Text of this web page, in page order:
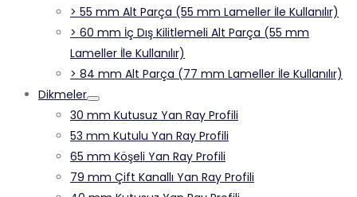
> 55 mm Alt Parça (55 mm Lameller İle Kullanılır)
> 60 mm İç Dış Kilitlemeli Alt Parça (55 mm
Lameller İle Kullanılır)
> 84 mm Alt Parça (77 mm Lameller İle Kullanılır)
Dikmeler
30 mm Kutusuz Yan Ray Profili
53 mm Kutulu Yan Ray Profili
65 mm Köşeli Yan Ray Profili
79 mm Çift Kanallı Yan Ray Profili